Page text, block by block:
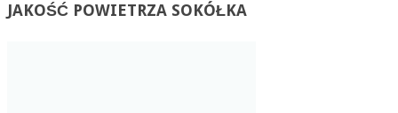
JAKOŚĆPOWIETRZA SOKÓŁKA